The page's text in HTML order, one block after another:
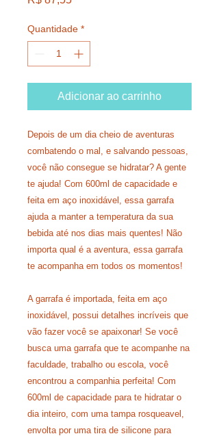
Quantidade *
Adicionar ao carrinho
Depois de um dia cheio de aventuras
combatendo o mal, e salvando pessoas,
você não consegue se hidratar? A gente
te ajuda! Com 600ml de capacidade e
feita em aço inoxidável, essa garrafa
ajuda a manter a temperatura da sua
bebida até nos dias mais quentes! Não
importa qual é a aventura, essa garrafa
te acompanha em todos os momentos!
A garrafa é importada, feita em aço
inoxidável, possui detalhes incríveis que
vão fazer você se apaixonar! Se você
busca uma garrafa que te acompanhe na
faculdade, trabalho ou escola, você
encontrou a companhia perfeita! Com
600ml de capacidade para te hidratar o
dia inteiro, com uma tampa rosqueavel,
envolta por uma tira de silicone para